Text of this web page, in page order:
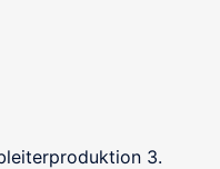
3.